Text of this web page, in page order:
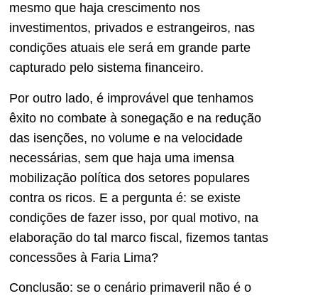
mesmo que haja crescimento nos
investimentos, privados e estrangeiros, nas
condições atuais ele será em grande parte
capturado pelo sistema financeiro.
Por outro lado, é improvável que tenhamos
êxito no combate à sonegação e na redução
das isenções, no volume e na velocidade
necessárias, sem que haja uma imensa
mobilização política dos setores populares
contra os ricos. E a pergunta é: se existe
condições de fazer isso, por qual motivo, na
elaboração do tal marco fiscal, fizemos tantas
concessões à Faria Lima?
Conclusão: se o cenário primaveril não é o